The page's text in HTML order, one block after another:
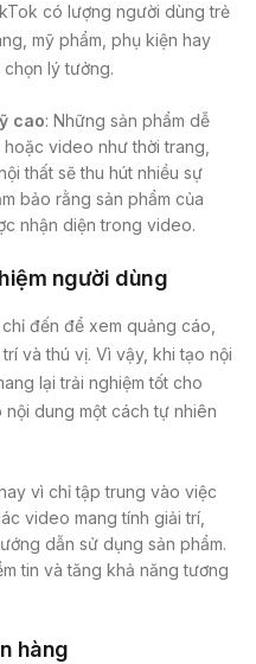
có lượng người dùng trẻ
mỹ phẩm, phụ kiện hay
lý tưởng.
cao: Những sản phẩm dễ
video như thời trang,
thất sẽ thu hút nhiều sự
bảo rằng sản phẩm của
nhận diện trong video.
người dùng
đến để xem quảng cáo,
và thú vị. Vì vậy, khi tạo nội
lại trải nghiệm tốt cho
dung một cách tự nhiên
vì chỉ tập trung vào việc
video mang tính giải trí,
dẫn sử dụng sản phẩm.
tin và tăng khả năng tương
hàng